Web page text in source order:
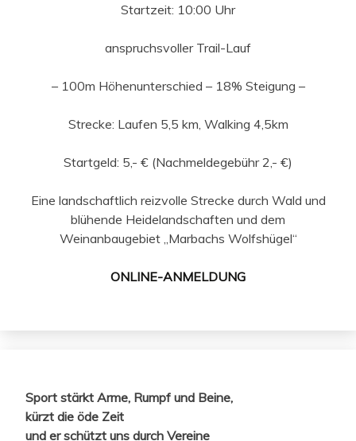
Startzeit: 10:00 Uhr
anspruchsvoller Trail-Lauf
– 100m Höhenunterschied – 18% Steigung –
Strecke: Laufen 5,5 km, Walking 4,5km
Startgeld: 5,- € (Nachmeldegebühr 2,- €)
Eine landschaftlich reizvolle Strecke durch Wald und
blühende Heidelandschaften und dem
Weinanbaugebiet „Marbachs Wolfshügel“
ONLINE-ANMELDUNG
Sport stärkt Arme, Rumpf und Beine,
kürzt die öde Zeit
und er schützt uns durch Vereine